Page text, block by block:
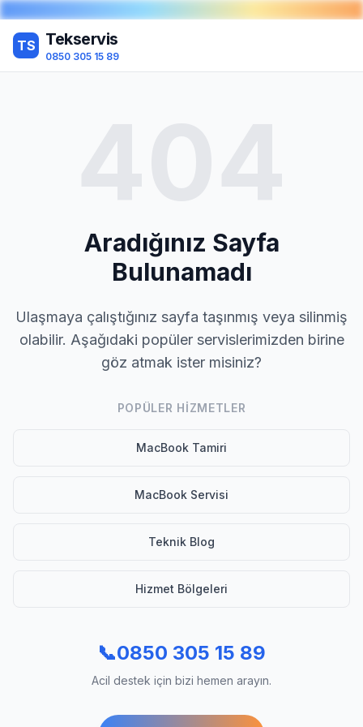
TS Tekservis
0850 305 15 89
Aradığınız Sayfa
Bulunamadı
Ulaşmaya çalıştığınız sayfa taşınmış veya silinmiş
olabilir. Aşağıdaki popüler servislerimizden birine
göz atmak ister misiniz?
POPÜLER HIZMETLER
MacBook Tamiri
MacBook Servisi
Teknik Blog
Hizmet Bölgeleri
📞0850 305 15 89
Acil destek için bizi hemen arayın.